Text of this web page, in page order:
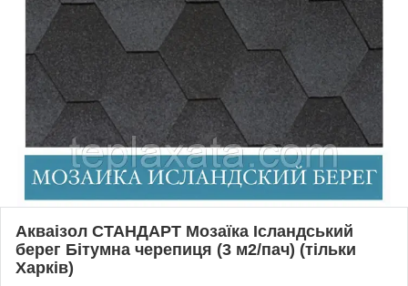
Акваізол СТАНДАРТ Мозаїка Ісландський
берег Бітумна черепиця (3 м2/пач) (тільки
Харків)